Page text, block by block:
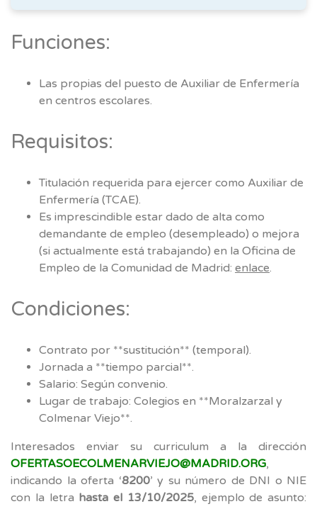
Funciones:
Las propias del puesto de Auxiliar de Enfermería
en centros escolares.
Requisitos:
Titulación requerida para ejercer como Auxiliar de
Enfermería (TCAE).
Es imprescindible estar dado de alta como
demandante de empleo (desempleado) o mejora
(si actualmente está trabajando) en la Oficina de
Empleo de la Comunidad de Madrid: enlace.
Condiciones:
Contrato por **sustitución** (temporal).
Jornada a **tiempo parcial**.
Salario: Según convenio.
Lugar de trabajo: Colegios en **Moralzarzal y
Colmenar Viejo**.
Interesados enviar su curriculum a la dirección
OFERTASOECOLMENARVIEJO@MADRID.ORG,
indicando la oferta ‘8200’ y su número de DNI o NIE
con la letra hasta el 13/10/2025, ejemplo de asunto: